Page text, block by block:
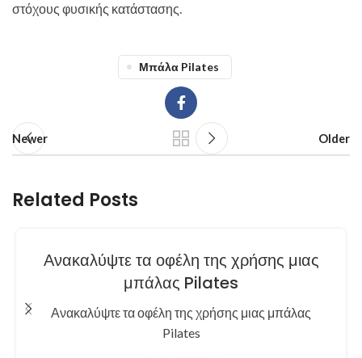
στόχους φυσικής κατάστασης.
Μπάλα Pilates
Newer Older
Related Posts
Ανακαλύψτε τα οφέλη της χρήσης μιας
μπάλας Pilates
Ανακαλύψτε τα οφέλη της χρήσης μιας μπάλας
Pilates